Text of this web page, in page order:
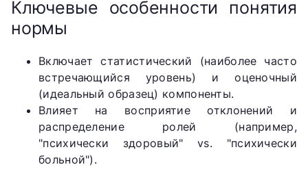
Ключевые особенности понятия
нормы
Включает статистический (наиболее часто
встречающийся уровень) и оценочный
(идеальный образец) компоненты.
Влияет на восприятие отклонений и
распределение ролей (например,
"психически здоровый" vs. "психически
больной").